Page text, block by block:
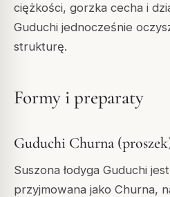
ciężkości, gorzka cecha i
Guduchi jednocześnie
strukturę.
Formy i preparaty
Guduchi Churna
Suszona łodyga Guduchi
przyjmowana jako Churna,